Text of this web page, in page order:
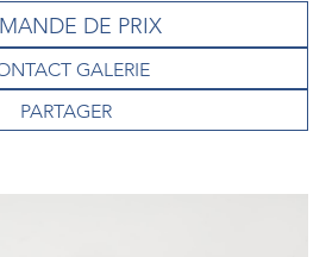
DE PRIX
GALERIE